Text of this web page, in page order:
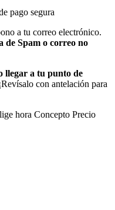
pago segura
a tu correo electrónico.
de Spam o correo no
llegar a tu punto de
con antelación para
hora Concepto Precio